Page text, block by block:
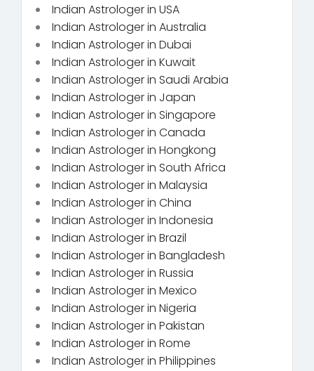
Indian Astrologer in USA
Indian Astrologer in Australia
Indian Astrologer in Dubai
Indian Astrologer in Kuwait
Indian Astrologer in Saudi Arabia
Indian Astrologer in Japan
Indian Astrologer in Singapore
Indian Astrologer in Canada
Indian Astrologer in Hongkong
Indian Astrologer in South Africa
Indian Astrologer in Malaysia
Indian Astrologer in China
Indian Astrologer in Indonesia
Indian Astrologer in Brazil
Indian Astrologer in Bangladesh
Indian Astrologer in Russia
Indian Astrologer in Mexico
Indian Astrologer in Nigeria
Indian Astrologer in Pakistan
Indian Astrologer in Rome
Indian Astrologer in Philippines